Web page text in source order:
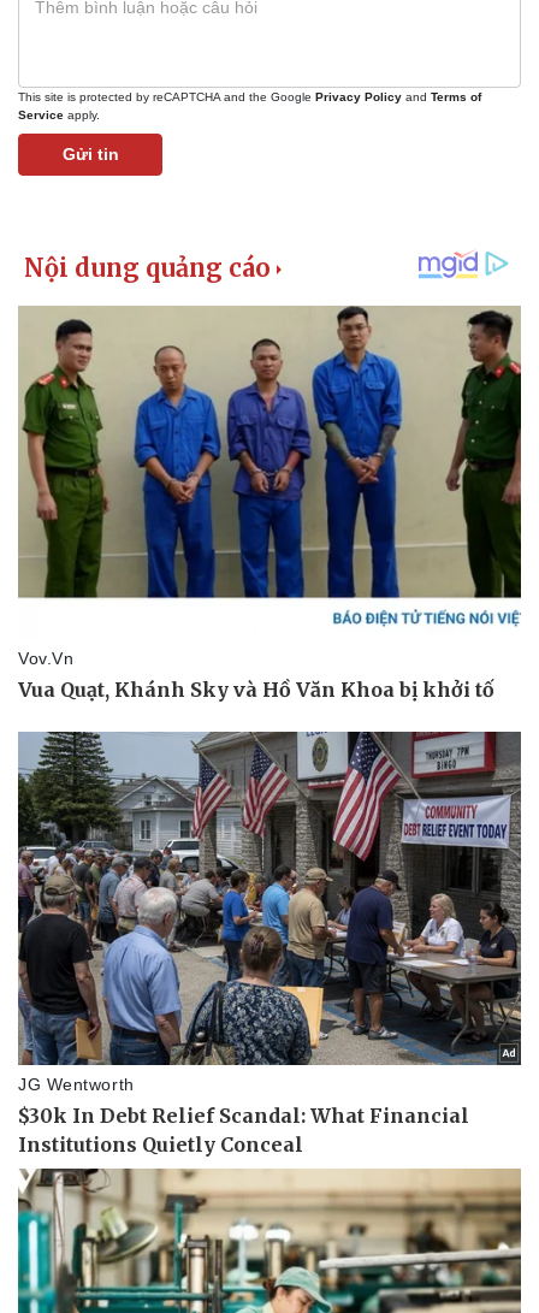
Pháp luật
Vụ án
Tin nóng
Tư vấn luật
Quân sự - Quốc phòng
Việt Nam
Phân tích
This site is protected by reCAPTCHA and the Google Privacy Policy and Terms of
Service apply.
Gửi tin